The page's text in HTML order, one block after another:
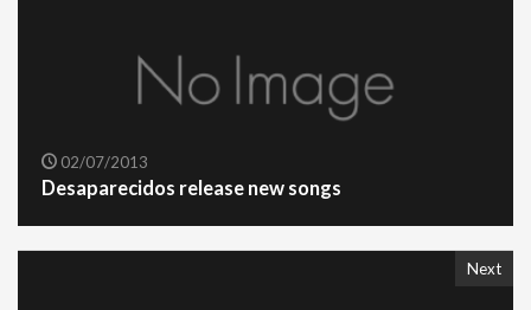
02/07/2013
Desaparecidos release new songs
Next